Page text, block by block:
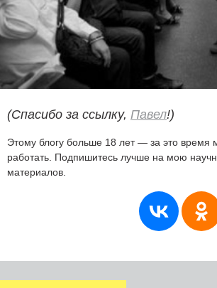
(Спасибо за ссылку, Павел!)
Этому блогу больше 18 лет — за это время
работать. Подпишитесь лучше на мою
материалов.